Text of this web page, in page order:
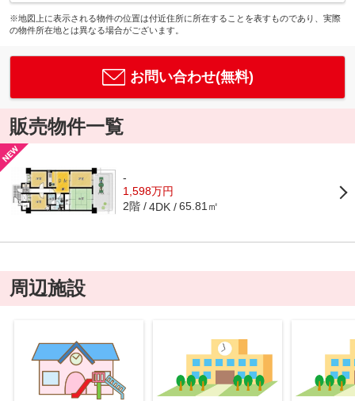
※地図上に表示される物件の位置は付近住所に所在することを表すものであり、実際
の物件所在地とは異なる場合がございます。
お問い合わせ(無料)
販売物件一覧
-
1,598万円
2階 4DK 65.81㎡
周辺施設